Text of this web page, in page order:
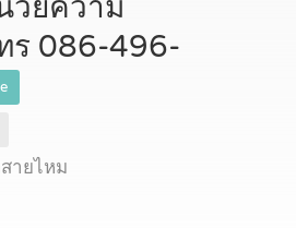
วยความ
ร 086-496-
ายไหม